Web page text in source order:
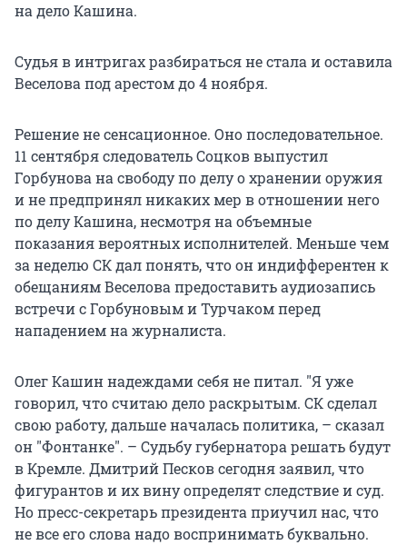
на дело Кашина.
Судья в интригах разбираться не стала и оставила
Веселова под арестом до 4 ноября.
Решение не сенсационное. Оно последовательное.
11 сентября следователь Соцков выпустил
Горбунова на свободу по делу о хранении оружия
и не предпринял никаких мер в отношении него
по делу Кашина, несмотря на объемные
показания вероятных исполнителей. Меньше чем
за неделю СК дал понять, что он индифферентен к
обещаниям Веселова предоставить аудиозапись
встречи с Горбуновым и Турчаком перед
нападением на журналиста.
Олег Кашин надеждами себя не питал. "Я уже
говорил, что считаю дело раскрытым. СК сделал
свою работу, дальше началась политика, – сказал
он "Фонтанке". – Судьбу губернатора решать будут
в Кремле. Дмитрий Песков сегодня заявил, что
фигурантов и их вину определят следствие и суд.
Но пресс-секретарь президента приучил нас, что
не все его слова надо воспринимать буквально.